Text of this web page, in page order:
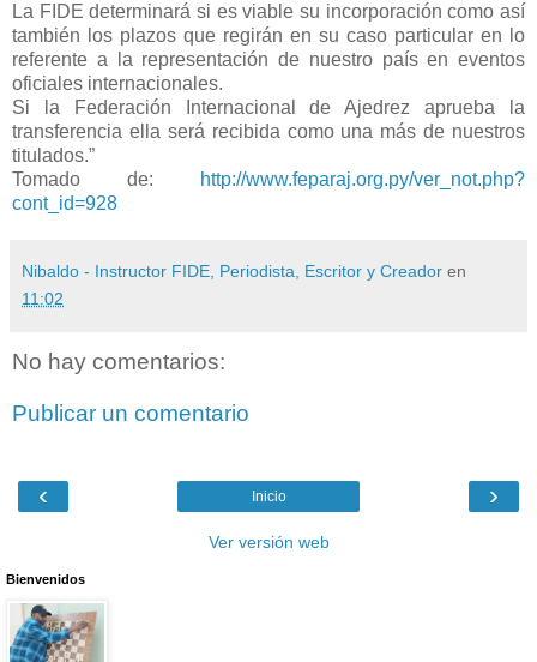
La FIDE determinará si es viable su incorporación como así
también los plazos que regirán en su caso particular en lo
referente a la representación de nuestro país en eventos
oficiales internacionales.
Si la Federación Internacional de Ajedrez aprueba la
transferencia ella será recibida como una más de nuestros
titulados.”
Tomado de:
http://www.feparaj.org.py/ver_not.php?
cont_id=928
Nibaldo - Instructor FIDE, Periodista, Escritor y Creador en
11:02
No hay comentarios:
Publicar un comentario
‹ ›
Inicio
Ver versión web
Bienvenidos